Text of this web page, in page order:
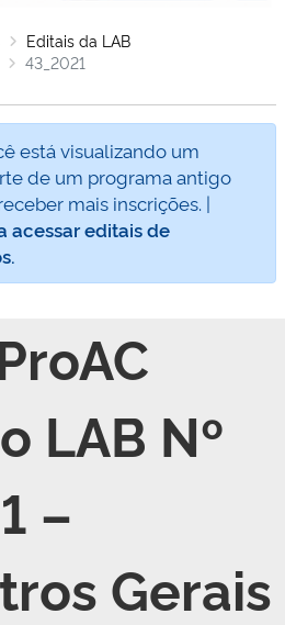
Editais da LAB
43_2021
está visualizando um
de um programa antigo
mais inscrições. |
acessar editais de
LAB Nº
–
Gerais